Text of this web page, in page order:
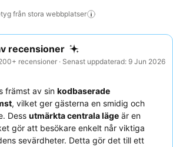
från stora webbplatser
recensioner
recensioner · Senast uppdaterad: 9 Jun 2026
främst av sin kodbaserade
, vilket ger gästerna en smidig och
Dess utmärkta centrala läge är en
gör att besökare enkelt når viktiga
sevärdheter. Detta gör det till ett